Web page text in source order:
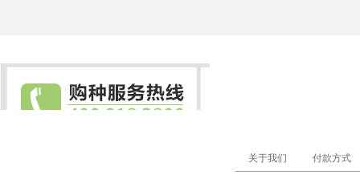
关于我们 付款方式